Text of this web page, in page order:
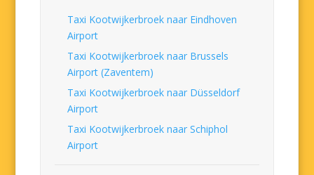
Taxi Kootwijkerbroek naar Eindhoven
Airport
Taxi Kootwijkerbroek naar Brussels
Airport (Zaventem)
Taxi Kootwijkerbroek naar Düsseldorf
Airport
Taxi Kootwijkerbroek naar Schiphol
Airport